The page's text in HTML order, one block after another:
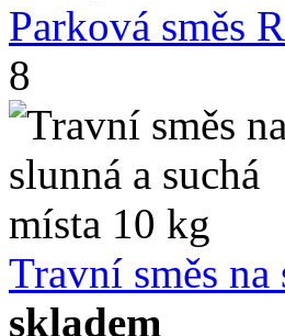
Parková směs
8
Travní směs
skladem